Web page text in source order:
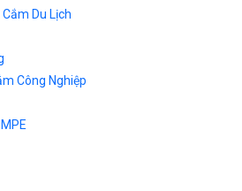
Du Lịch
Công Nghiệp